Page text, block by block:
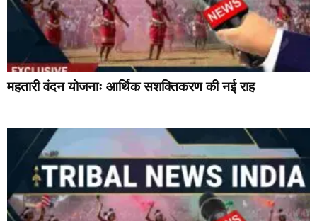
महतारी वंदन योजनाः आर्थिक सशक्तिकरण की नई राह